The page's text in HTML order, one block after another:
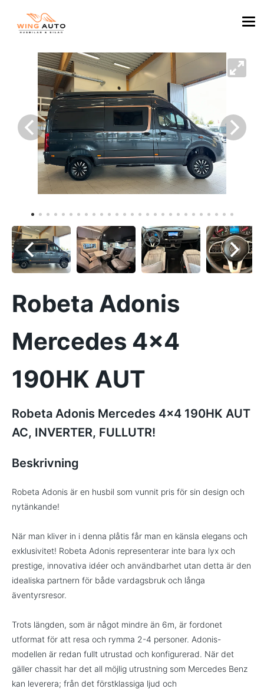
Robeta Adonis
Mercedes 4x4
190HK AUT
Robeta Adonis Mercedes 4x4 190HK AUT
AC, INVERTER, FULLUTR!
Beskrivning
Robeta Adonis är en husbil som vunnit pris för sin design och
nytänkande!
När man kliver in i denna plåtis får man en känsla elegans och
exklusivitet! Robeta Adonis representerar inte bara lyx och
prestige, innovativa idéer och användbarhet utan detta är den
idealiska partnern för både vardagsbruk och långa
äventyrsresor.
Trots längden, som är något mindre än 6m, är fordonet
utformat för att resa och rymma 2-4 personer. Adonis-
modellen är redan fullt utrustad och konfigurerad. När det
gäller chassit har det all möjlig utrustning som Mercedes Benz
kan leverera; från det förstklassiga ljud och